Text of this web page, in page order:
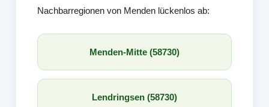
Nachbarregionen von Menden lückenlos ab:
Menden-Mitte (58730)
Lendringsen (58730)